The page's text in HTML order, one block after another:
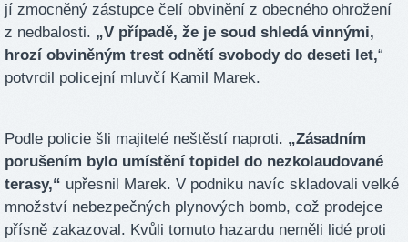
jí zmocněný zástupce čelí obvinění z obecného ohrožení
z nedbalosti. „V případě, že je soud shledá vinnými,
hrozí obviněným trest odnětí svobody do deseti let,“
potvrdil policejní mluvčí Kamil Marek.
Podle policie šli majitelé neštěstí naproti. „Zásadním
porušením bylo umístění topidel do nezkolaudované
terasy,“ upřesnil Marek. V podniku navíc skladovali velké
množství nebezpečných plynových bomb, což prodejce
přísně zakazoval. Kvůli tomuto hazardu neměli lidé proti